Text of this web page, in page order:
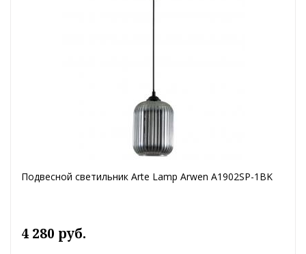
Подвесной светильник Arte Lamp Arwen A1902SP-1BK
4 280 руб.